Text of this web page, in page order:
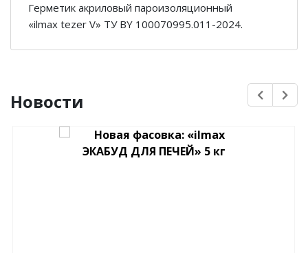
Герметик акриловый пароизоляционный
«ilmax tezer V» ТУ BY 100070995.011-2024.
Новости